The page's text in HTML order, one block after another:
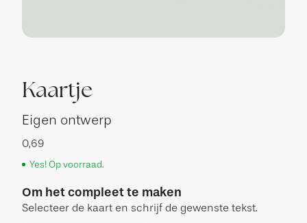
Kaartje
Eigen ontwerp
0,69
Yes! Op voorraad.
Om het compleet te maken
Selecteer de kaart en schrijf de gewenste tekst.